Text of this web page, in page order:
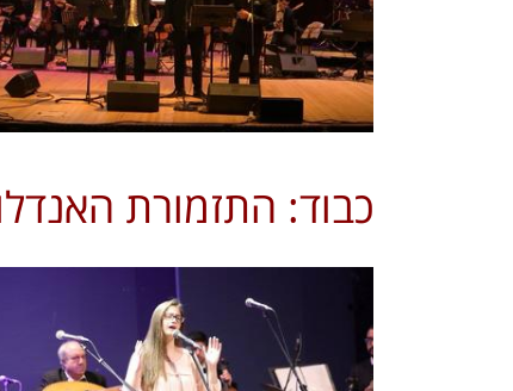
כבוד: התזמורת